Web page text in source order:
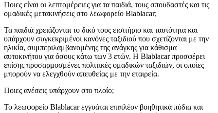
Ποιες είναι οι λεπτομέρειες για τα παιδιά, τους σπουδαστές και τις
ομαδικές μετακινήσεις στο λεωφορείο Blablacar;
Τα παιδιά χρειάζονται το δικό τους εισιτήριο και ταυτότητα και
υπάρχουν συγκεκριμένοι κανόνες ταξιδιού που σχετίζονται με την
ηλικία, συμπεριλαμβανομένης της ανάγκης για κάθισμα
αυτοκινήτου για όσους κάτω των 3 ετών. Η Blablacar προσφέρει
επίσης προσαρμοσμένες πολιτικές ομαδικών ταξιδιών, οι οποίες
μπορούν να ελεγχθούν απευθείας με την εταιρεία.
Ποιες ανέσεις υπάρχουν στο πλοίο;
Το λεωφορείο Blablacar εγγυάται επιπλέον βοηθητικά πόδια και